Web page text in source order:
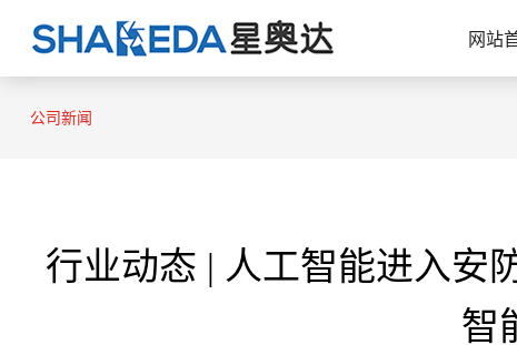
网站
公司新闻
行业动态 | 人工智能进入安
智